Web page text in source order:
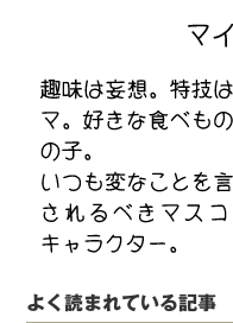
よく読まれている記事